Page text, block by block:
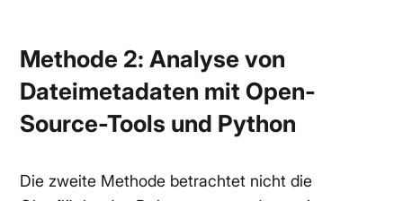
Methode 2: Analyse von
Dateimetadaten mit Open-
Source-Tools und Python
Die zweite Methode betrachtet nicht die